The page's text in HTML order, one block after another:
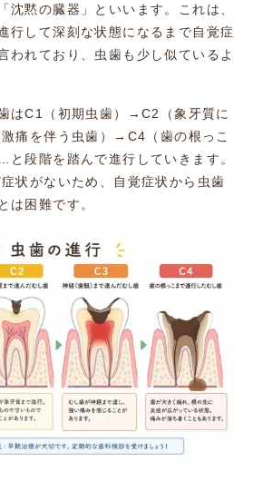
沈黙の臓器」といいます。これは、
行して深刻な状態になるまで自覚症
われており、虫歯も少し似ているよ
はC1（初期虫歯）→C2（象牙質に
痛を伴う虫歯）→C4（歯の根っこ
段階を踏んで進行していきます。
状がないため、自覚症状から虫歯
は困難です。